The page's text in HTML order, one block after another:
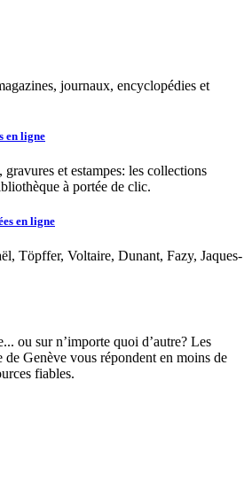
journaux, encyclopédies et
en ligne
et estampes: les collections
à portée de clic.
en ligne
Töpffer, Voltaire, Dunant, Fazy, Jaques-
ou sur n’importe quoi d’autre? Les
Genève vous répondent en moins de
fiables.